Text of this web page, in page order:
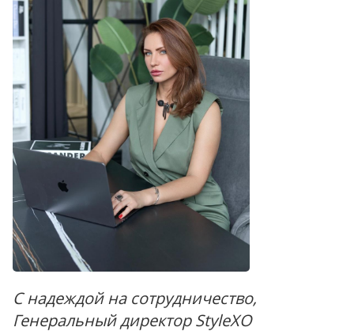
С надеждой на сотрудничество,
Генеральный директор StyleXO